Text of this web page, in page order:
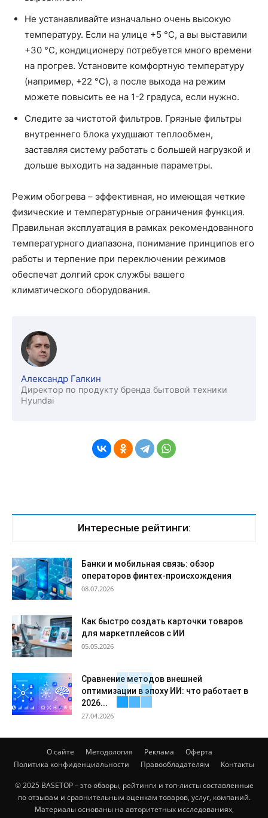
Не устанавливайте изначально очень высокую
температуру. Если на улице +5 °C, а вы выставили
+30 °C, кондиционеру потребуется много времени
на прогрев. Установите комфортную температуру
(например, +22 °C), а после выхода на режим
можете повысить ее на 1-2 градуса, если нужно.
Следите за чистотой фильтров. Грязные фильтры
внутреннего блока ухудшают теплообмен,
заставляя систему работать с большей нагрузкой и
дольше выходить на заданные параметры.
Режим обогрева – эффективная, но имеющая четкие
физические и температурные ограничения функция.
Правильная эксплуатация в рамках рекомендованного
температурного диапазона, понимание принципов его
работы и терпение при переключении режимов
обеспечат долгий срок службы вашего
климатического оборудования.
Александр Галкин
Директор по продукту бренда бытовой техники
Hyundai
Интересные рейтинги:
Банки и мобильная связь: обзор
операторов финтех-происхождения
08.07.2026
Как быстро создать карточки товаров
для маркетплейсов с ИИ
05.05.2026
Сравнение методов внешней
оптимизации в эпоху ИИ: что работает в
2026...
27.04.2026
О сайте Методология Реклама
Оферта
Политика конфиденциальности
Правообладателям Контакты
© 2025 BASETOP – это обзоры, рейтинги и топ-листы составленные
по отзывам и сравнительным оценкам товаров, услуг, компаний.
Материалы основаны на авторитетных исследованиях,